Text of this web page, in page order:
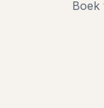
Boek